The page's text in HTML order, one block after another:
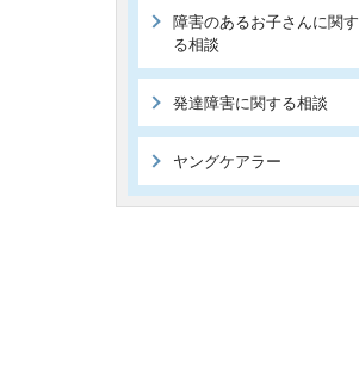
障害のあるお子さんに関す
る相談
発達障害に関する相談
ヤングケアラー